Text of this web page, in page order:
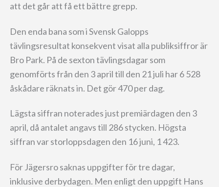
att det går att få ett bättre grepp.
Den enda bana som i Svensk Galopps
tävlingsresultat konsekvent visat alla publiksiffror är
Bro Park. På de sexton tävlingsdagar som
genomförts från den 3 april till den 21 juli har 6 528
åskådare räknats in. Det gör 470 per dag.
Lägsta siffran noterades just premiärdagen den 3
april, då antalet angavs till 286 stycken. Högsta
siffran var storloppsdagen den 16 juni, 1 423.
För Jägersro saknas uppgifter för tre dagar,
inklusive derbydagen. Men enligt den uppgift Hans